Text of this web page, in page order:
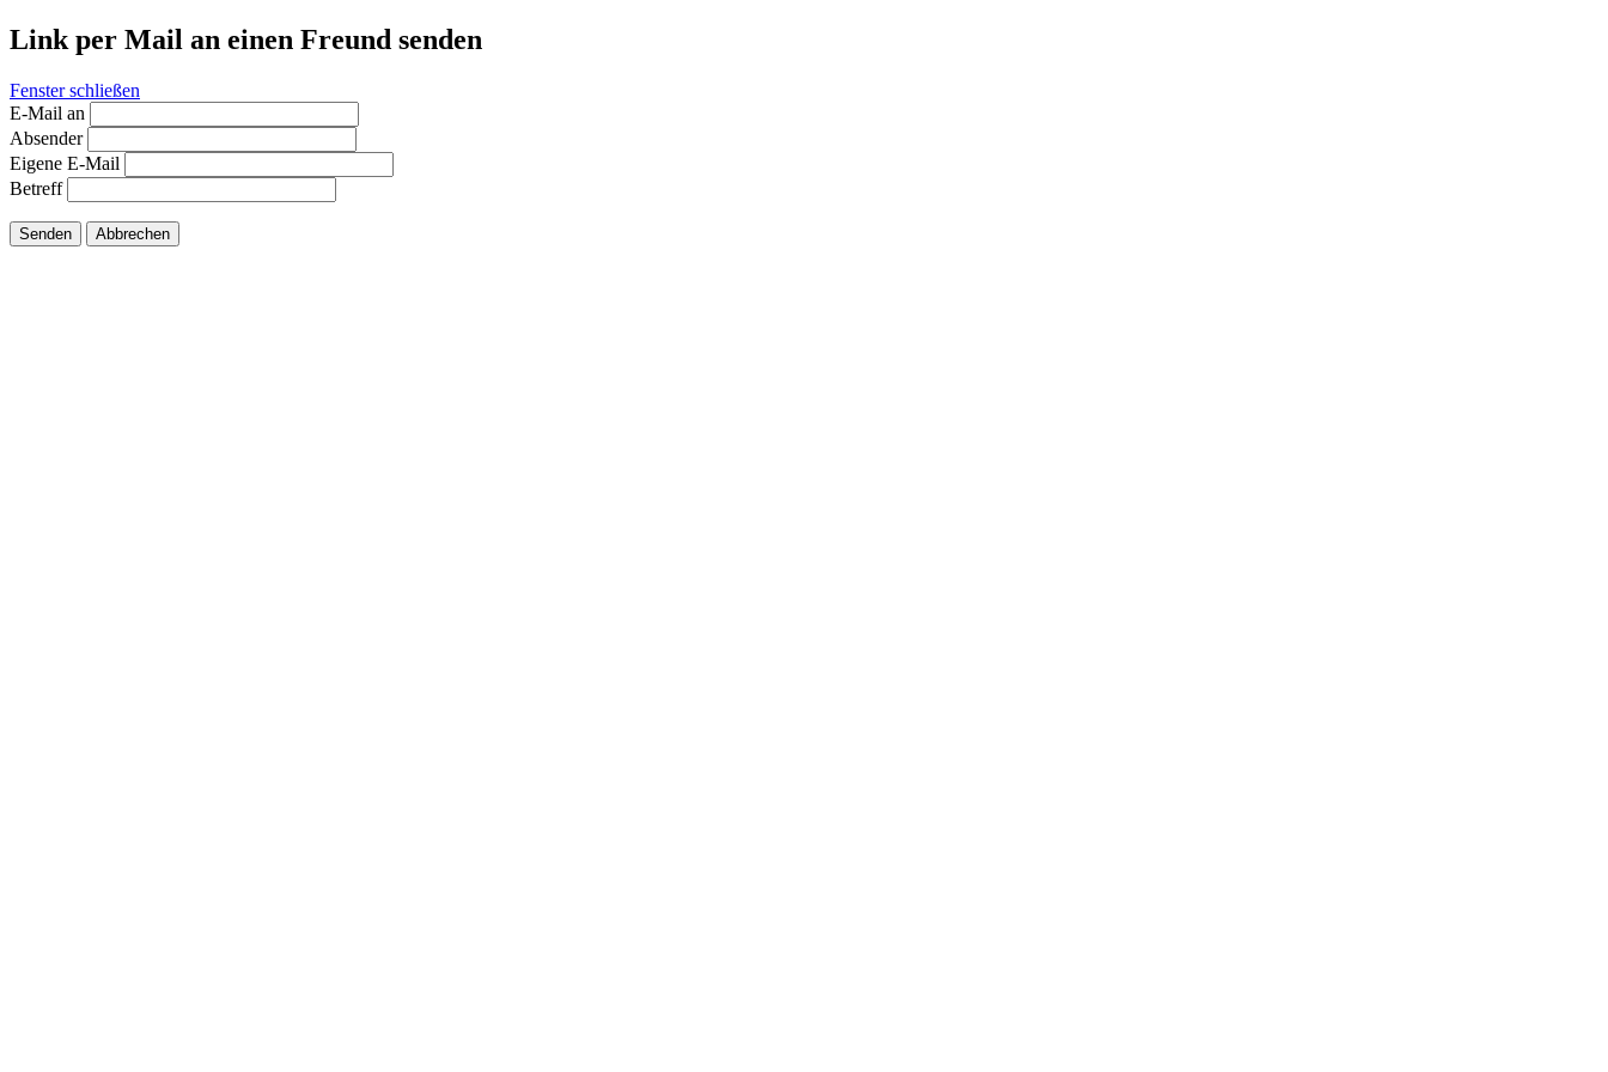
Link per Mail an einen Freund senden
Fenster schließen
E-Mail an
Absender
Eigene E-Mail
Betreff
Senden Abbrechen